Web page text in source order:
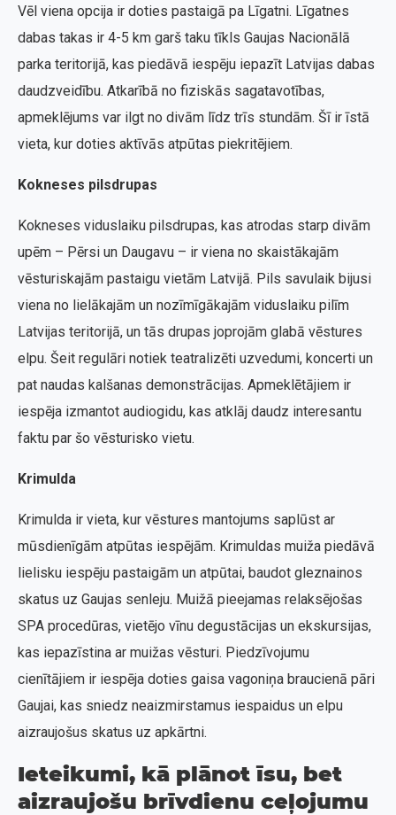
Vēl viena opcija ir doties pastaigā pa Līgatni. Līgatnes
dabas takas ir 4-5 km garš taku tīkls Gaujas Nacionālā
parka teritorijā, kas piedāvā iespēju iepazīt Latvijas dabas
daudzveidību. Atkarībā no fiziskās sagatavotības,
apmeklējums var ilgt no divām līdz trīs stundām. Šī ir īstā
vieta, kur doties aktīvās atpūtas piekritējiem.
Kokneses pilsdrupas
Kokneses viduslaiku pilsdrupas, kas atrodas starp divām
upēm – Pērsi un Daugavu – ir viena no skaistākajām
vēsturiskajām pastaigu vietām Latvijā. Pils savulaik bijusi
viena no lielākajām un nozīmīgākajām viduslaiku pilīm
Latvijas teritorijā, un tās drupas joprojām glabā vēstures
elpu. Šeit regulāri notiek teatralizēti uzvedumi, koncerti un
pat naudas kalšanas demonstrācijas. Apmeklētājiem ir
iespēja izmantot audiogidu, kas atklāj daudz interesantu
faktu par šo vēsturisko vietu.
Krimulda
Krimulda ir vieta, kur vēstures mantojums saplūst ar
mūsdienīgām atpūtas iespējām. Krimuldas muiža piedāvā
lielisku iespēju pastaigām un atpūtai, baudot gleznainos
skatus uz Gaujas senleju. Muižā pieejamas relaksējošas
SPA procedūras, vietējo vīnu degustācijas un ekskursijas,
kas iepazīstina ar muižas vēsturi. Piedzīvojumu
cienītājiem ir iespēja doties gaisa vagoniņa braucienā pāri
Gaujai, kas sniedz neaizmirstamus iespaidus un elpu
aizraujošus skatus uz apkārtni.
Ieteikumi, kā plānot īsu, bet
aizraujošu brīvdienu ceļojumu